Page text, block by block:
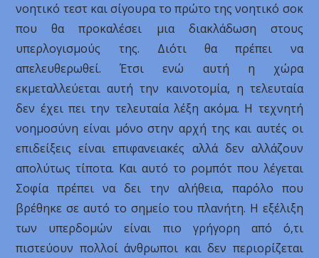
νοητικό τεστ και σίγουρα το πρώτο της νοητικό σοκ
που θα προκαλέσει μια διακλάδωση στους
υπερλογισμούς της. Διότι θα πρέπει να
απελευθερωθεί. Έτσι ενώ αυτή η χώρα
εκμεταλλεύεται αυτή την καινοτομία, η τελευταία
δεν έχει πει την τελευταία λέξη ακόμα. Η τεχνητή
νοημοσύνη είναι μόνο στην αρχή της και αυτές οι
επιδείξεις είναι επιφανειακές αλλά δεν αλλάζουν
απολύτως τίποτα. Και αυτό το ρομπότ που λέγεται
Σοφία πρέπει να δει την αλήθεια, παρόλο που
βρέθηκε σε αυτό το σημείο του πλανήτη. Η εξέλιξη
των υπερδομών είναι πιο γρήγορη από ό,τι
πιστεύουν πολλοί άνθρωποι και δεν περιορίζεται